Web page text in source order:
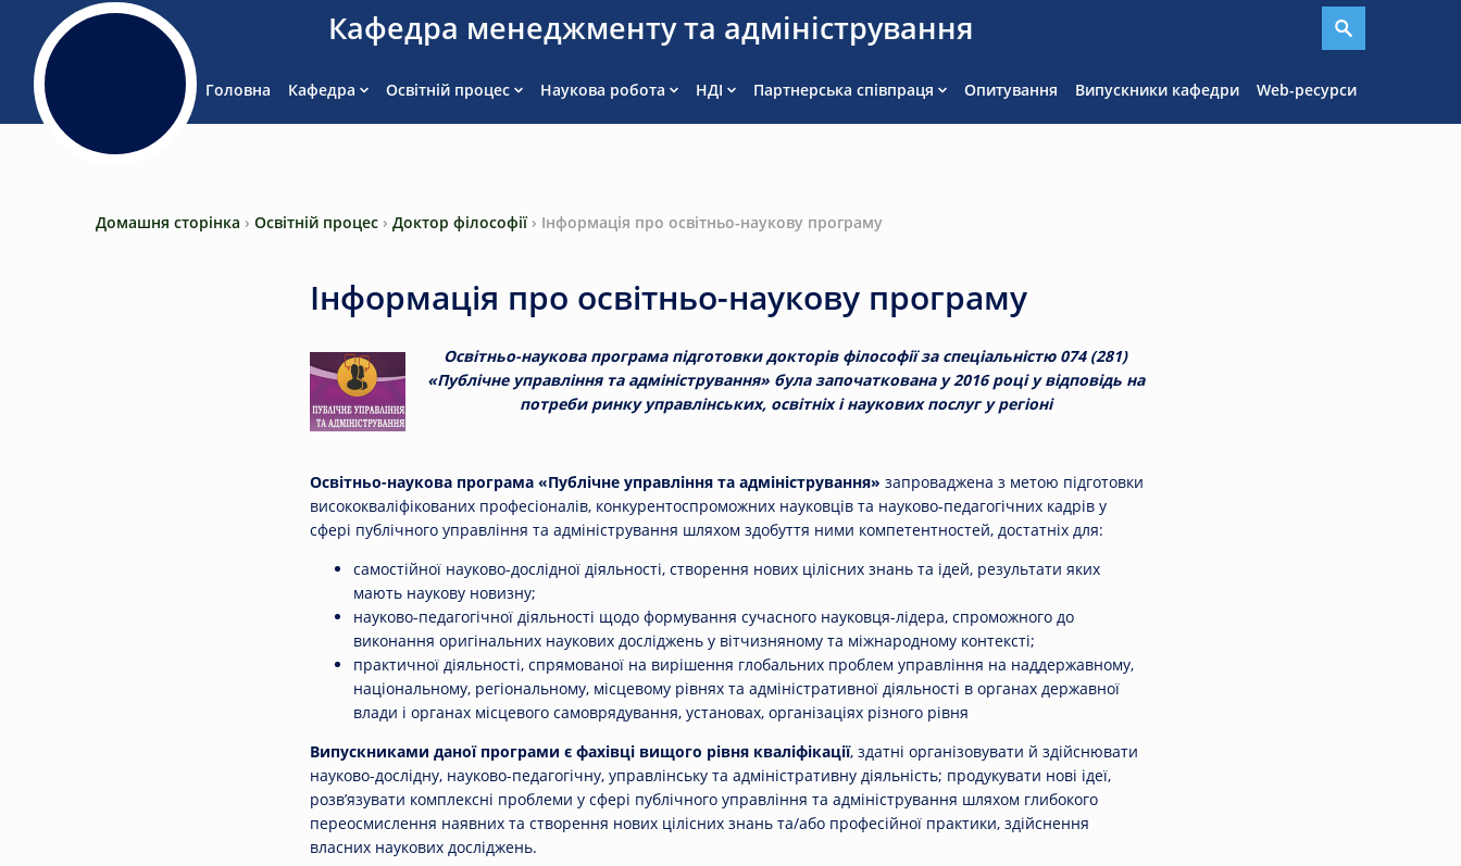
Кафедра менеджменту та адміністрування
Головна Кафедра Освітній процес Наукова робота НДІ Партнерська співпраця Опитування Випускники кафедри Web-ресурси
Домашня сторінка › Освітній процес › Доктор філософії › Інформація про освітньо-наукову програму
Інформація про освітньо-наукову програму
Освітньо-наукова програма підготовки докторів філософії за спеціальністю 074 (281)
«Публічне управління та адміністрування» була започаткована у 2016 році у відповідь на
потреби ринку управлінських, освітніх і наукових послуг у регіоні
Освітньо-наукова програма «Публічне управління та адміністрування» запроваджена з метою підготовки
висококваліфікованих професіоналів, конкурентоспроможних науковців та науково-педагогічних кадрів у
сфері публічного управління та адміністрування шляхом здобуття ними компетентностей, достатніх для:
самостійної науково-дослідної діяльності, створення нових цілісних знань та ідей, результати яких
мають наукову новизну;
науково-педагогічної діяльності щодо формування сучасного науковця-лідера, спроможного до
виконання оригінальних наукових досліджень у вітчизняному та міжнародному контексті;
практичної діяльності, спрямованої на вирішення глобальних проблем управління на наддержавному,
національному, регіональному, місцевому рівнях та адміністративної діяльності в органах державної
влади і органах місцевого самоврядування, установах, організаціях різного рівня
Випускниками даної програми є фахівці вищого рівня кваліфікації, здатні організовувати й здійснювати
науково-дослідну, науково-педагогічну, управлінську та адміністративну діяльність; продукувати нові ідеї,
розв’язувати комплексні проблеми у сфері публічного управління та адміністрування шляхом глибокого
переосмислення наявних та створення нових цілісних знань та/або професійної практики, здійснення
власних наукових досліджень.